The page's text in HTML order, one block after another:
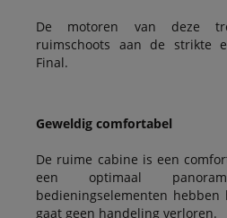
De motoren van deze
ruimschoots aan de strikte
Final.
Geweldig comfortabel
De ruime cabine is een
een optimaal
bedieningselementen
gaat geen handeling verloren.